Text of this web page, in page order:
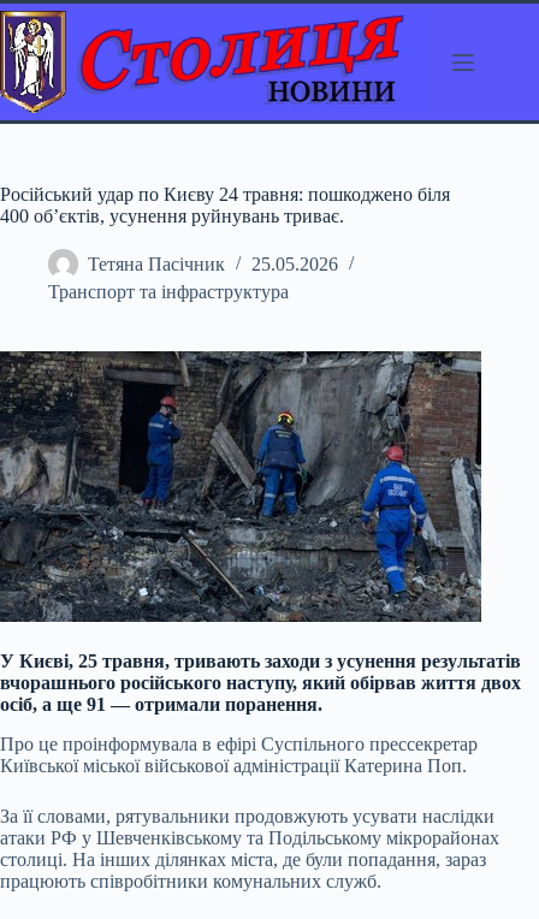
Перейти
до
вмісту
Російський удар по Києву 24 травня: пошкоджено біля
400 об’єктів, усунення руйнувань триває.
Тетяна Пасічник
25.05.2026
Транспорт та інфраструктура
У Києві, 25 травня, тривають заходи з усунення результатів
вчорашнього російського наступу, який обірвав життя двох
осіб, а ще 91 — отримали поранення.
Про це проінформувала в ефірі Суспільного прессекретар
Київської міської військової адміністрації Катерина Поп.
За її словами, рятувальники продовжують усувати наслідки
атаки РФ у Шевченківському та Подільському мікрорайонах
столиці. На інших ділянках міста, де були попадання, зараз
працюють співробітники комунальних служб.